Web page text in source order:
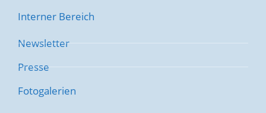
Interner Bereich
Newsletter
Presse
Fotogalerien